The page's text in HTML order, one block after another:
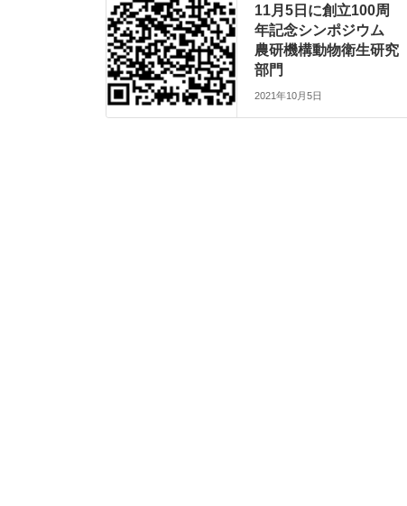
11月5日に創立100周
年記念シンポジウム
農研機構動物衛生研究
部門
2021年10月5日